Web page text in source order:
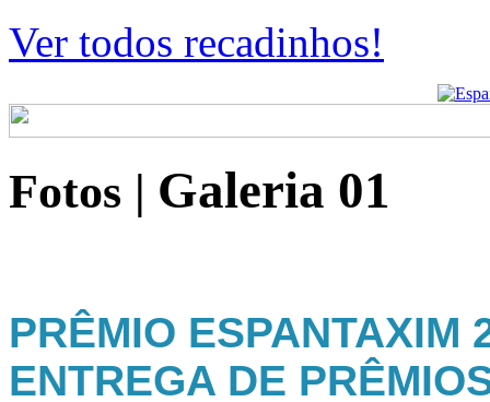
Ver todos recadinhos!
Fotos | Galeria 01
PRÊMIO ESPANTAXIM
ENTREGA DE